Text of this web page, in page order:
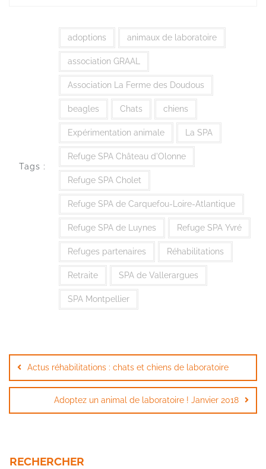
Tags :
adoptions animaux de laboratoire
association GRAAL
Association La Ferme des Doudous
beagles Chats chiens
Expérimentation animale La SPA
Refuge SPA Château d'Olonne
Refuge SPA Cholet
Refuge SPA de Carquefou-Loire-Atlantique
Refuge SPA de Luynes Refuge SPA Yvré
Refuges partenaires Réhabilitations
Retraite SPA de Vallerargues
SPA Montpellier
de
l’article
Actus réhabilitations : chats et chiens de laboratoire
Adoptez un animal de laboratoire ! Janvier 2018
RECHERCHER